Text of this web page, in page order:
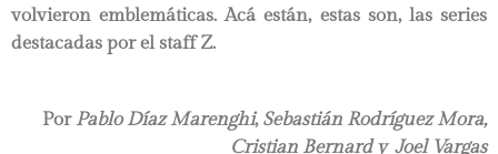
volvieron emblemáticas. Acá están, estas son, las series
destacadas por el staff Z.
Por Pablo Díaz Marenghi, Sebastián Rodríguez Mora,
Cristian Bernard y Joel Vargas